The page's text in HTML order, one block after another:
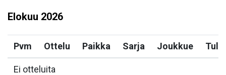
Elokuu 2026
Pvm Ottelu Paikka Sarja Joukkue
Ei otteluita